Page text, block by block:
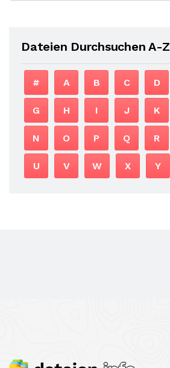
Dateien Durchsuchen A-Z
# A B C D
G H I J K
N O P Q R
U V W X Y